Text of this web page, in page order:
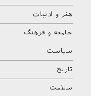
هنر و ادبیات
جامعه و فرهنگ
سیاست
تاریخ
سلامت